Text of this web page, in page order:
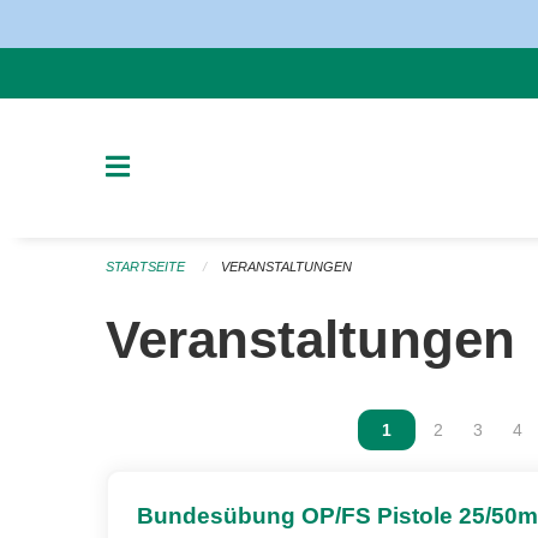
STARTSEITE VERANSTALTUNGEN
Veranstaltungen
Vous êtes sur la
1 Vous êtes
2 Vous
3 4
Bundesübung OP/FS Pistole 25/50m